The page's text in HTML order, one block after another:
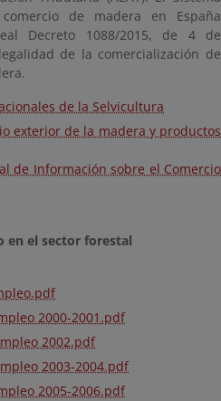
de madera en España
Decreto 1088/2015, de 4 de
de la comercialización de
de la Selvicultura
exterior de la madera y productos
de Información sobre el Comercio
en el sector forestal
2000-2001.pdf
2002.pdf
2003-2004.pdf
2005-2006.pdf